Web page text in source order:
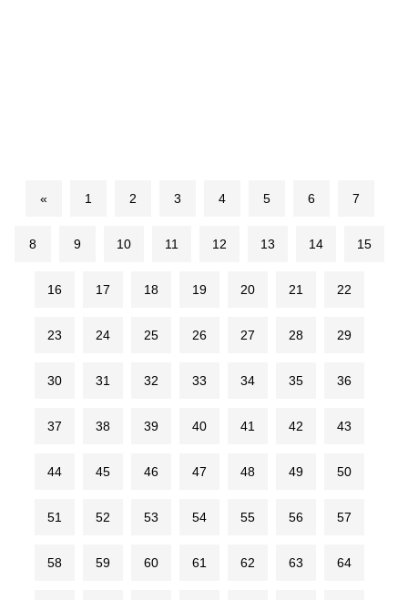
« 1 2 3 4 5 6 7
8 9 10 11 12 13 14 15
16 17 18 19 20 21 22
23 24 25 26 27 28 29
30 31 32 33 34 35 36
37 38 39 40 41 42 43
44 45 46 47 48 49 50
51 52 53 54 55 56 57
58 59 60 61 62 63 64